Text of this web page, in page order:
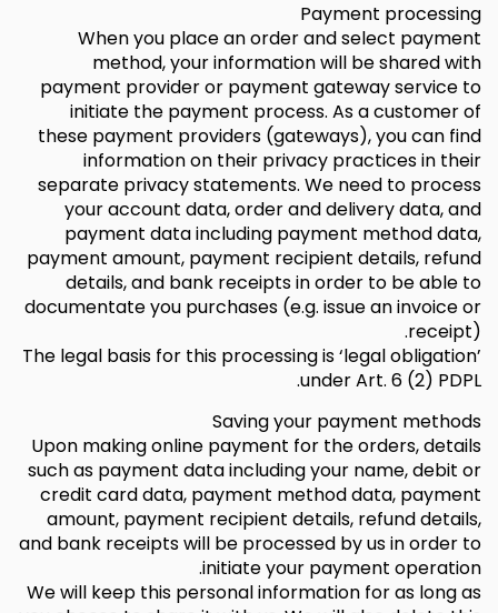
Payment processing
When you place an order and select payment
method, your information will be shared with
payment provider or payment gateway service to
initiate the payment process. As a customer of
these payment providers (gateways), you can find
information on their privacy practices in their
separate privacy statements. We need to process
your account data, order and delivery data, and
payment data including payment method data,
payment amount, payment recipient details, refund
details, and bank receipts in order to be able to
documentate you purchases (e.g. issue an invoice or
receipt).
The legal basis for this processing is ‘legal obligation’
under Art. 6 (2) PDPL.
Saving your payment methods
Upon making online payment for the orders, details
such as payment data including your name, debit or
credit card data, payment method data, payment
amount, payment recipient details, refund details,
and bank receipts will be processed by us in order to
initiate your payment operation.
We will keep this personal information for as long as